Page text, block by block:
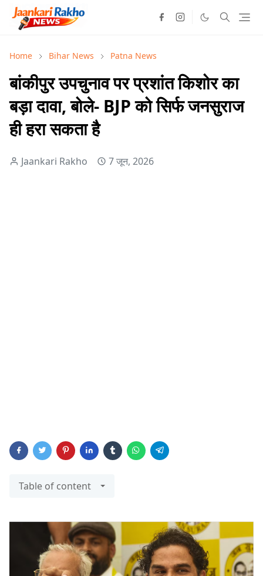
Home Bihar News Patna News
बांकीपुर उपचुनाव पर प्रशांत किशोर का
बड़ा दावा, बोले- BJP को सिर्फ जनसुराज
ही हरा सकता है
Jaankari Rakho 7 जून, 2026
Table of content